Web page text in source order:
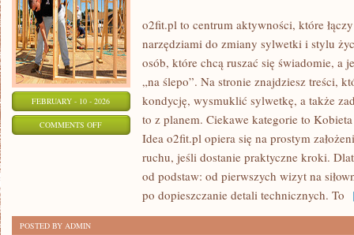
FEBRUARY - 10 - 2026
COMMENTS OFFON
ODCHUDZANIE
o2fit.pl to centrum aktywności, które
narzędziami do zmiany sylwetki i stylu
osób, które chcą ruszać się świadomie, a
„na ślepo”. Na stronie znajdziesz treści,
kondycję, wysmuklić sylwetkę, a także
to z planem. Ciekawe kategorie to
Idea o2fit.pl opiera się na prostym
ruchu, jeśli dostanie praktyczne kroki.
od podstaw: od pierwszych wizyt na
po dopieszczanie detali technicznych. To
POSTED BY ADMIN